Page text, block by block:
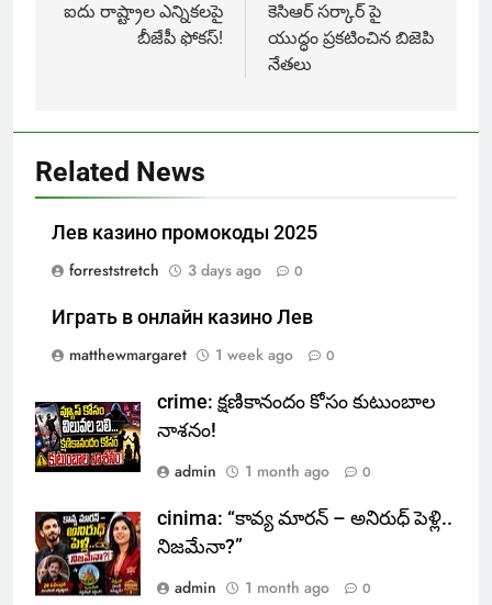
navigation
ఐదు రాష్ట్రాల ఎన్నికలపై
బీజేపీ ఫోకస్!
కెసిఆర్ సర్కార్ పై
యుద్ధం ప్రకటించిన బిజెపి
నేతలు
Related News
Лев казино промокоды 2025
forreststretch
3 days ago 0
Играть в онлайн казино Лев
matthewmargaret
1 week ago 0
crime: క్షణికానందం కోసం కుటుంబాల
నాశనం!
admin
1 month ago 0
cinima: “కావ్య మారన్ – అనిరుధ్ పెళ్లి..
నిజమేనా?”
admin
1 month ago 0